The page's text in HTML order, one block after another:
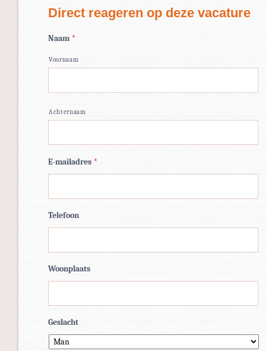
Direct reageren op deze vacature
Naam *
Voornaam
Achternaam
E-mailadres *
Telefoon
Woonplaats
Geslacht